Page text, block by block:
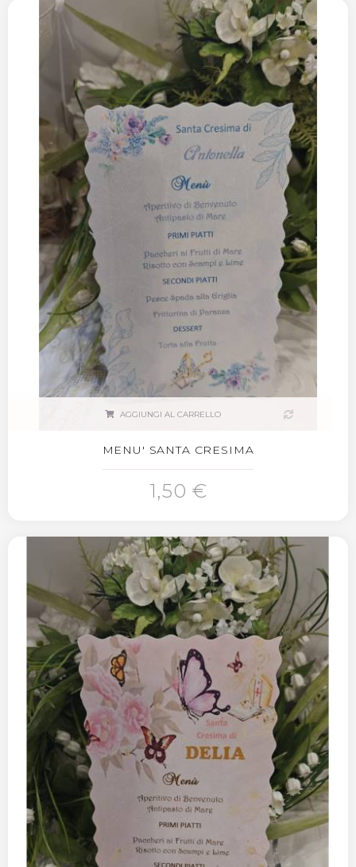
AGGIUNGI AL CARRELLO
MENU' SANTA CRESIMA
1,50 €